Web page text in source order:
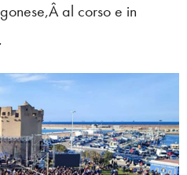
al corso e in